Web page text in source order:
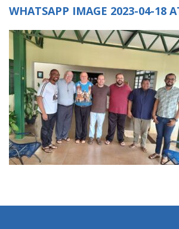
WHATSAPP IMAGE 2023-04-18